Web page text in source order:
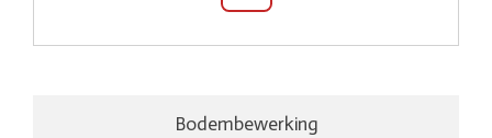
Bodembewerking